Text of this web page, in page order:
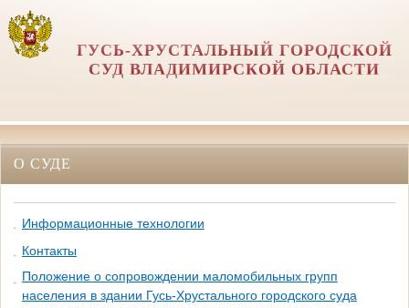
ГУСЬ-ХРУСТАЛЬНЫЙ ГОРОДСКОЙ
СУД ВЛАДИМИРСКОЙ ОБЛАСТИ
О СУДЕ
Информационные технологии
Контакты
Положение о сопровождении маломобильных групп
населения в здании Гусь-Хрустального городского суда